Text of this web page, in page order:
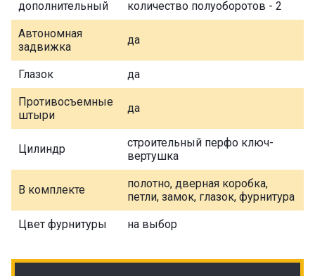
дополнительный количество полуоборотов - 2
Автономная
задвижка
да
Глазок да
Противосъемные
штыри
да
Цилиндр
строительный перфо ключ-
вертушка
В комплекте
полотно, дверная коробка,
петли, замок, глазок, фурнитура
Цвет фурнитуры на выбор